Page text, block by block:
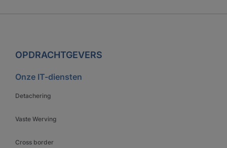
OPDRACHTGEVERS
Onze IT-diensten
Detachering
Vaste Werving
Cross border